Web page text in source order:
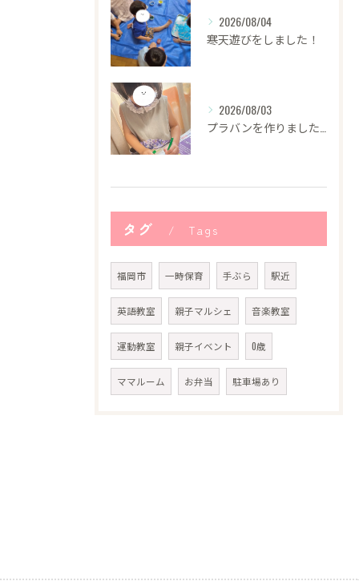
2026/08/04
寒天遊びをしました！
2026/08/03
タグ Tags
福岡市 一時保育 手ぶら 駅近
英語教室 親子マルシェ 音楽教室
運動教室 親子イベント 0歳
ママルーム お弁当 駐車場あり